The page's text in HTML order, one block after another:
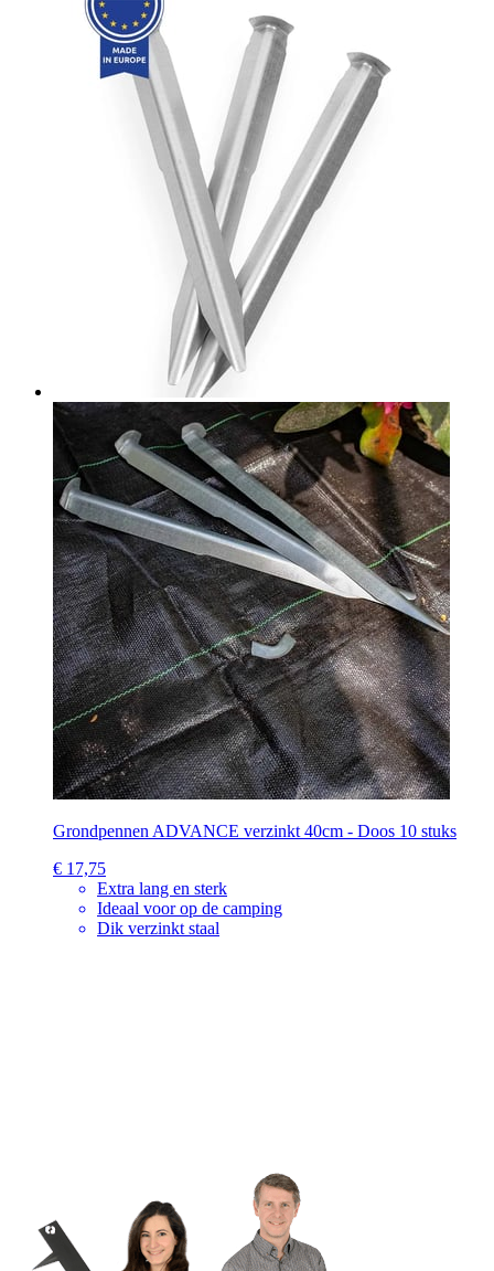
Grondpennen ADVANCE verzinkt 40cm - Doos 10 stuks
€ 17,75
Extra lang en sterk
Ideaal voor op de camping
Dik verzinkt staal